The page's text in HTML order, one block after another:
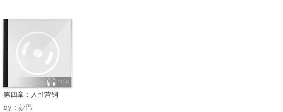
1126
第四章：人性营销
by： 妙巴